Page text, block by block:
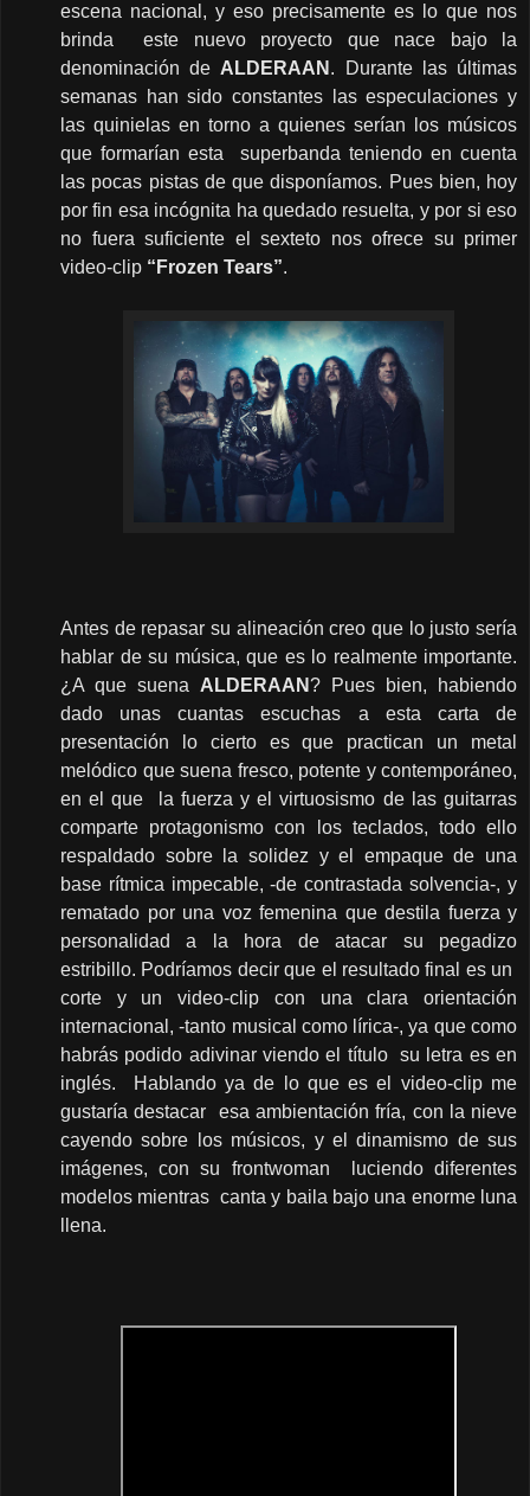
escena nacional, y eso precisamente es lo que nos
brinda este nuevo proyecto que nace bajo la
denominación de ALDERAAN . Durante las últimas
semanas han sido constantes las especulaciones y
las quinielas en torno a quienes serían los músicos
que formarían esta superbanda teniendo en cuenta
las pocas pistas de que disponíamos. Pues bien, hoy
por fin esa incógnita ha quedado resuelta, y por si eso
no fuera suficiente el sexteto nos ofrece su primer
video-clip “Frozen Tears”.
Antes de repasar su alineación creo que lo justo sería
hablar de su música, que es lo realmente importante.
¿A que suena ALDERAAN? Pues bien, habiendo
dado unas cuantas escuchas a esta carta de
presentación lo cierto es que practican un metal
melódico que suena fresco, potente y contemporáneo,
en el que la fuerza y el virtuosismo de las guitarras
comparte protagonismo con los teclados, todo ello
respaldado sobre la solidez y el empaque de una
base rítmica impecable, -de contrastada solvencia-, y
rematado por una voz femenina que destila fuerza y
personalidad a la hora de atacar su pegadizo
estribillo. Podríamos decir que el resultado final es un
corte y un video-clip con una clara orientación
internacional, -tanto musical como lírica-, ya que como
habrás podido adivinar viendo el título su letra es en
inglés. Hablando ya de lo que es el video-clip me
gustaría destacar esa ambientación fría, con la nieve
cayendo sobre los músicos, y el dinamismo de sus
imágenes, con su frontwoman luciendo diferentes
modelos mientras canta y baila bajo una enorme luna
llena.